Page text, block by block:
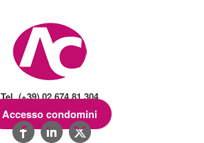
Tel. (+39) 02.674.81.304
Accesso condomini